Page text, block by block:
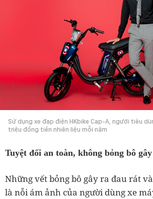
Sử dụng xe đạp điện HKbike Cap-A, người tiêu
triệu đồng tiền nhiên liệu mỗi năm
Tuyệt đối an toàn, không bỏng bô gây
Những vết bỏng bô gây ra đau rát
là nỗi ám ảnh của người dùng xe